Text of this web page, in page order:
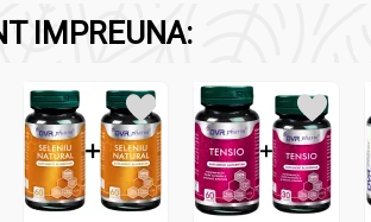
IMPREUNA: